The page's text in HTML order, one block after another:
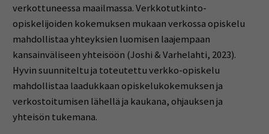
verkottuneessa maailmassa. Verkkotutkinto-
opiskelijoiden kokemuksen mukaan verkossa opiskelu
mahdollistaa yhteyksien luomisen laajempaan
kansainväliseen yhteisöön (Joshi & Varhelahti, 2023).
Hyvin suunniteltu ja toteutettu verkko-opiskelu
mahdollistaa laadukkaan opiskelukokemuksen ja
verkostoitumisen lähellä ja kaukana, ohjauksen ja
yhteisön tukemana.